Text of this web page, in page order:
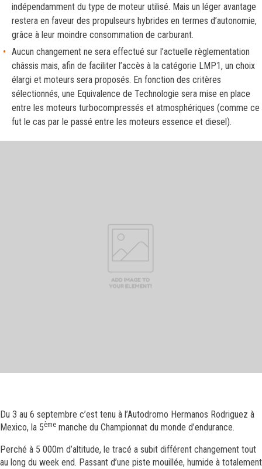
indépendamment du type de moteur utilisé. Mais un léger avantage
restera en faveur des propulseurs hybrides en termes d’autonomie,
grâce à leur moindre consommation de carburant.
Aucun changement ne sera effectué sur l’actuelle règlementation
châssis mais, afin de faciliter l’accès à la catégorie LMP1, un choix
élargi et moteurs sera proposés. En fonction des critères
sélectionnés, une Equivalence de Technologie sera mise en place
entre les moteurs turbocompressés et atmosphériques (comme ce
fut le cas par le passé entre les moteurs essence et diesel).
Du 3 au 6 septembre c’est tenu à l’Autodromo Hermanos Rodriguez à
Mexico, la 5ème manche du Championnat du monde d’endurance.
Perché à 5 000m d’altitude, le tracé a subit différent changement tout
au long du week end. Passant d’une piste mouillée, humide à totalement